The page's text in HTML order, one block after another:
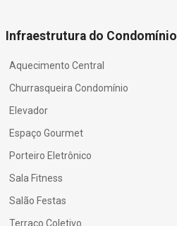
Infraestrutura do Condomínio
Aquecimento Central
Churrasqueira Condomínio
Elevador
Espaço Gourmet
Porteiro Eletrônico
Sala Fitness
Salão Festas
Terraço Coletivo